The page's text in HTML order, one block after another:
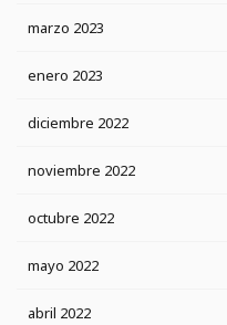
marzo 2023
enero 2023
diciembre 2022
noviembre 2022
octubre 2022
mayo 2022
abril 2022